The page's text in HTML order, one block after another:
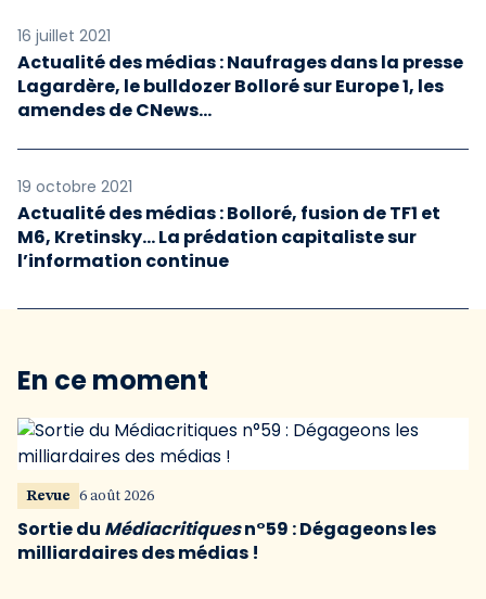
16 juillet 2021
Actualité des médias : Naufrages dans la presse
Lagardère, le bulldozer Bolloré sur Europe 1, les
amendes de CNews…
19 octobre 2021
Actualité des médias : Bolloré, fusion de TF1 et
M6, Kretinsky… La prédation capitaliste sur
l’information continue
En ce moment
Revue 6 août 2026
Sortie du Médiacritiquesn°59 : Dégageons les
milliardaires des médias !